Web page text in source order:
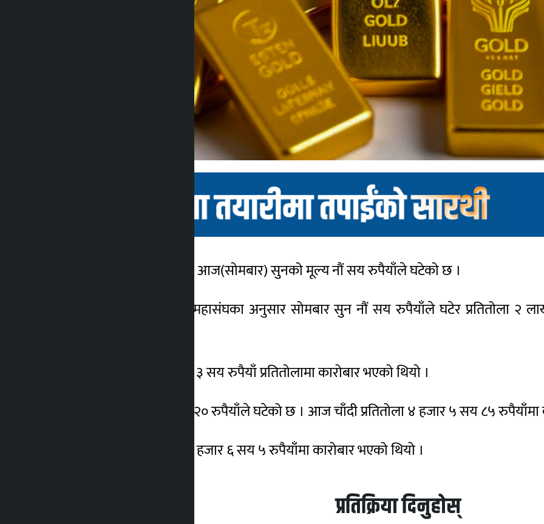
काठमाडौं । नेपाली बजारमा आज(सोमबार) सुनको मूल्य नौं सय रुपैयाँले घटेको छ ।
नेपाल सुनचाँदी व्यवसायी महासंघका अनुसार सोमबार सुन नौं सय रुपैयाँले घटेर प्रतितोला २
आइतबार २ लाख ९० हजार ३ सय रुपैयाँ प्रतितोलामा कारोबार भएको थियो ।
सोमबार चाँदीको मूल्य पनि २० रुपैयाँले घटेको छ । आज चाँदी प्रतितोला ४ हजार ५ सय ८५
आइतबार चाँदी प्रतितोला ४ हजार ६ सय ५ रुपैयाँमा कारोबार भएको थियो ।
प्रतिक्रिया दिनुहोस्